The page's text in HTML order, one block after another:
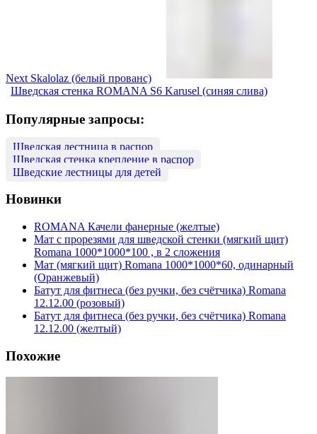
Next Skalolaz (белый прованс)
Шведская стенка ROMANA S6 Karusel (синяя слива)
Популярные запросы:
Шведская лестница в распор
Шведская стенка крепление в распор
Шведские лестницы для детей
Новинки
ROMANA Качели фанерные (желтые)
Мат с прорезями для шведской стенки (мягкий щит)
Romana 1000*1000*100 , в 2 сложения
Мат (мягкий щит) Romana 1000*1000*60, одинарный
(Оранжевый)
Батут для фитнеса (без ручки, без счётчика) Romana
12.12.00 (розовый)
Батут для фитнеса (без ручки, без счётчика) Romana
12.12.00 (желтый)
Похожие